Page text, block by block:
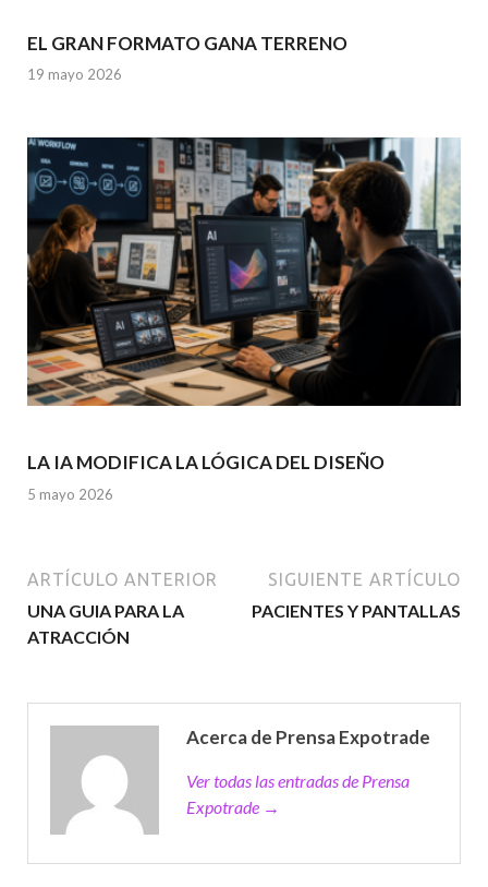
EL GRAN FORMATO GANA TERRENO
19 mayo 2026
LA IA MODIFICA LA LÓGICA DEL DISEÑO
5 mayo 2026
ARTÍCULO ANTERIOR
UNA GUIA PARA LA
ATRACCIÓN
SIGUIENTE ARTÍCULO
PACIENTES Y PANTALLAS
Acerca de Prensa Expotrade
Ver todas las entradas de Prensa
Expotrade →